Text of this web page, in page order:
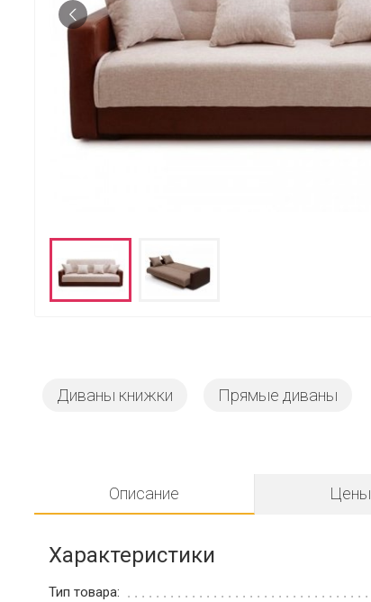
Диваны книжки Прямые диваны
Описание Цены
Характеристики
Тип товара: